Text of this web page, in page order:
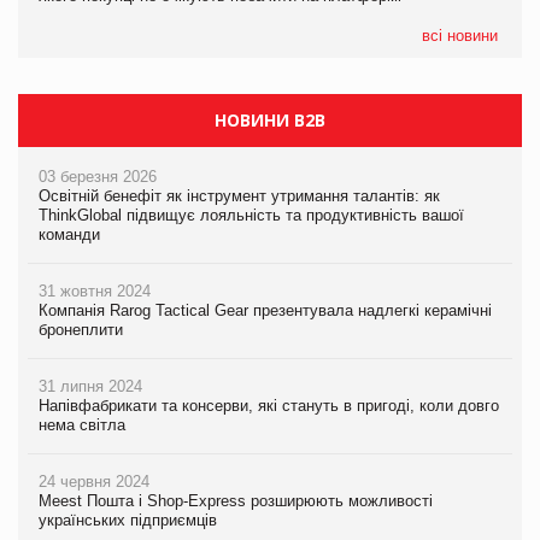
всі новини
НОВИНИ B2B
03 березня 2026
Освітній бенефіт як інструмент утримання талантів: як
ThinkGlobal підвищує лояльність та продуктивність вашої
команди
31 жовтня 2024
Компанія Rarog Tactical Gear презентувала надлегкі керамічні
бронеплити
31 липня 2024
Напівфабрикати та консерви, які стануть в пригоді, коли довго
нема світла
24 червня 2024
Meest Пошта і Shop-Express розширюють можливості
українських підприємців